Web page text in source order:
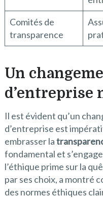
Comités de
transparence
Un
d’entreprise
Il est évident qu’un
d’entreprise est
embrasser la
fondamental et
l’éthique prime sur la
par ses choix, a montré
des normes éthiques